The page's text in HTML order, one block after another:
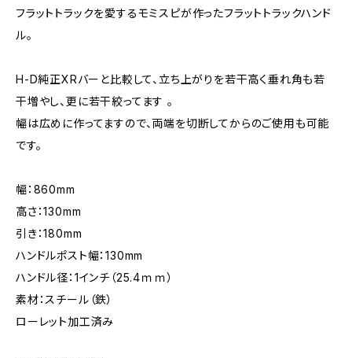
フラットトラックを愛するモミスピが作ったフラットトラックハンド
ル。
H-D純正XRバーと比較して、立ち上がりを若干高く垂れ角も若
干増やし、更に若干絞ってます 。
幅は広めに作ってますので、両端を切断してからのご使用も可能
です。
幅：860mm
高さ：130mm
引き：180mm
ハンドルポスト幅：130mm
ハンドル径：1インチ（25.4ｍｍ）
素材：スチール（鉄）
ローレット加工済み